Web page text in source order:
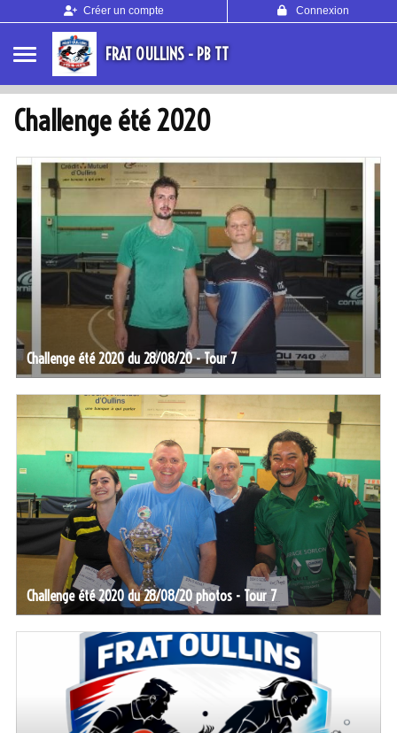
Créer un compte Connexion
FRAT OULLINS - PB TT
Challenge été 2020
Challenge été 2020 du 28/08/20 - Tour 7
Challenge été 2020 du 28/08/20 photos - Tour 7
Panneau de gestion des cookies